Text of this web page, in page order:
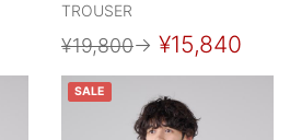
TROUSER
¥19,800→ ¥15,840
SALE